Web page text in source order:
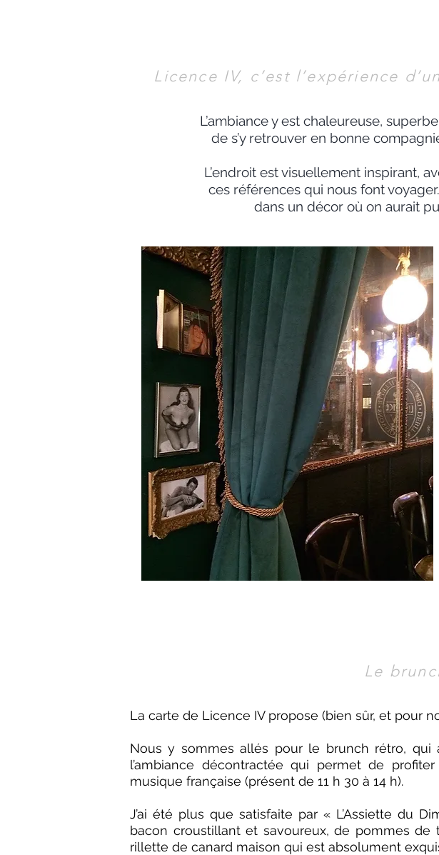
Licence IV, c’est l’expérience
L’ambiance y est chaleureuse,
de s’y retrouver en bonne
L’endroit est visuellement inspirant,
ces références qui nous font
dans un décor où on aurait
Le
La carte de Licence IV propose (bien sûr, et pour
Nous y sommes allés pour le brunch rétro,
l’ambiance décontractée qui permet de
musique française (présent de 11 h 30 à 14 h).
J’ai été plus que satisfaite par « L’Assiette du
bacon croustillant et savoureux, de pommes
rillette de canard maison qui est absolument